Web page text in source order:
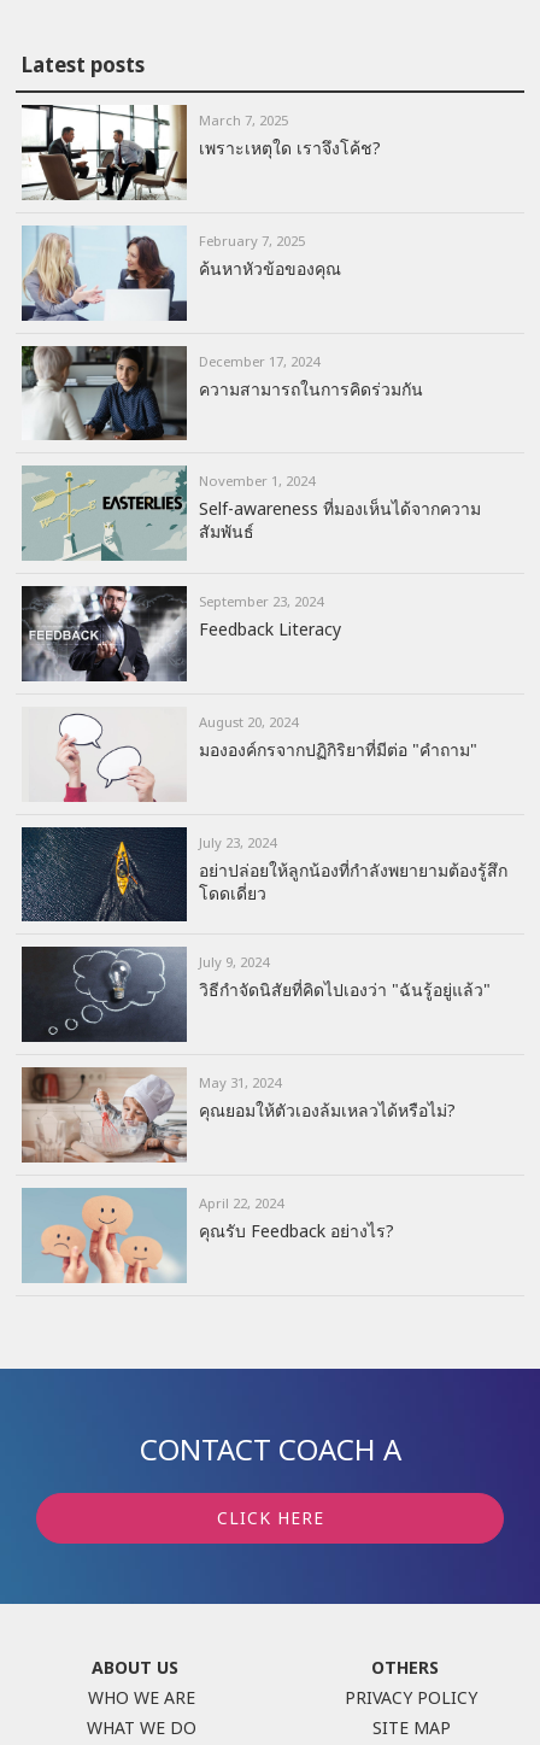
Latest posts
March 7, 2025
เพราะเหตุใด เราจึงโค้ช?
February 7, 2025
ค้นหาหัวข้อของคุณ
December 17, 2024
ความสามารถในการคิดร่วมกัน
November 1, 2024
Self-awareness ที่มองเห็นได้จากความ
สัมพันธ์
September 23, 2024
Feedback Literacy
August 20, 2024
มององค์กรจากปฏิกิริยาที่มีต่อ "คำถาม"
July 23, 2024
อย่าปล่อยให้ลูกน้องที่กำลังพยายามต้องรู้สึก
โดดเดี่ยว
July 9, 2024
วิธีกำจัดนิสัยที่คิดไปเองว่า "ฉันรู้อยู่แล้ว"
May 31, 2024
คุณยอมให้ตัวเองล้มเหลวได้หรือไม่?
April 22, 2024
คุณรับ Feedback อย่างไร?
CONTACT COACH A
CLICK HERE
ABOUT US
WHO WE ARE
WHAT WE DO
OTHERS
PRIVACY POLICY
SITE MAP